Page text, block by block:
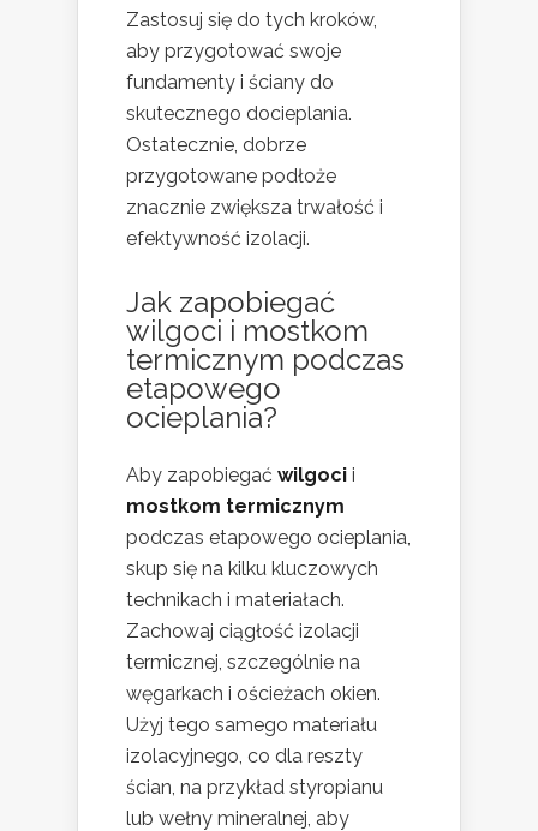
Zastosuj się do tych kroków,
aby przygotować swoje
fundamenty i ściany do
skutecznego docieplania.
Ostatecznie, dobrze
przygotowane podłoże
znacznie zwiększa trwałość i
efektywność izolacji.
Jak zapobiegać
wilgoci i mostkom
termicznym podczas
etapowego
ocieplania?
Aby zapobiegać wilgoci i
mostkom termicznym
podczas etapowego ocieplania,
skup się na kilku kluczowych
technikach i materiałach.
Zachowaj ciągłość izolacji
termicznej, szczególnie na
węgarkach i ościeżach okien.
Użyj tego samego materiału
izolacyjnego, co dla reszty
ścian, na przykład styropianu
lub wełny mineralnej, aby